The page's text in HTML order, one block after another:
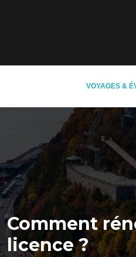
VOYAGES &
Comment
licence ?